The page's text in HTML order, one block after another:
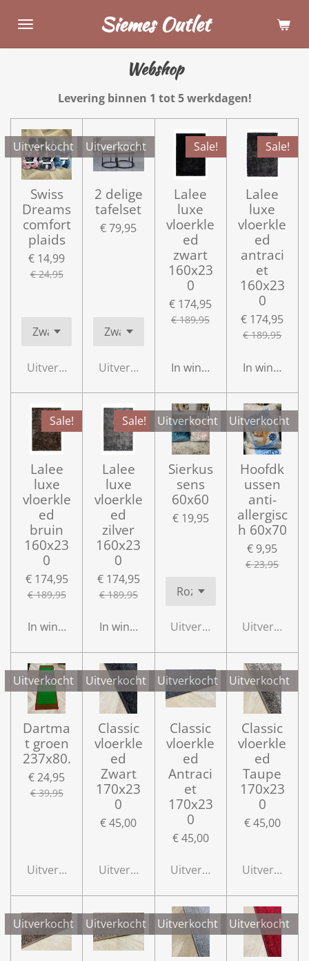
direct
naar
Siemes Outlet
Webshop
Levering binnen 1 tot 5 werkdagen!
Uitverkocht
Swiss
Dreams
comfort
plaids
€ 14,99
€ 24,95
Uitverkocht
Uitverkocht
2 delige
tafelset
€ 79,95
Uitverkocht
Sale!
Lalee
luxe
vloerkle
ed
zwart
160x23
0
€ 174,95
€ 189,95
In winkelwagen
Sale!
Lalee
luxe
vloerkle
ed
antraci
et
160x23
0
€ 174,95
€ 189,95
In
Sale!
Lalee
luxe
vloerkle
ed
bruin
160x23
0
€ 174,95
€ 189,95
In winkelwagen
Sale!
Lalee
luxe
vloerkle
ed
zilver
160x23
0
€ 174,95
€ 189,95
In winkelwagen
Uitverkocht
Sierkus
sens
60x60
€ 19,95
Uitverkocht
Uitverkocht
Hoofdk
ussen
anti-
allergisc
h 60x70
€ 9,95
€ 23,95
Uitverkocht
Uitverkocht
Dartma
t groen
237x80.
€ 24,95
€ 39,95
Uitverkocht
Uitverkocht
Classic
vloerkle
ed
Zwart
170x23
0
€ 45,00
Uitverkocht
Uitverkocht
Classic
vloerkle
ed
Antraci
et
170x23
0
€ 45,00
Uitverkocht
Uitverkocht
Classic
vloerkle
ed
Taupe
170x23
0
€ 45,00
Uitverkocht
Uitverkocht Uitverkocht Uitverkocht Uitverkocht